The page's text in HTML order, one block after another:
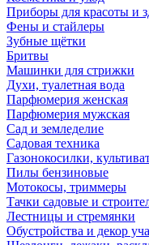
Приборы для красоты и
Фены и стайлеры
Зубные щётки
Бритвы
Машинки для стрижки
Духи, туалетная вода
Парфюмерия женская
Парфюмерия мужская
Сад и земледелие
Садовая техника
Газонокосилки,
Пилы бензиновые
Мотокосы, триммеры
Тачки садовые и
Лестницы и стремянки
Обустройства и декор